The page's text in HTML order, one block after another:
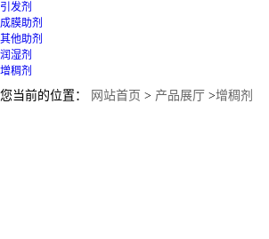
引发剂
成膜助剂
其他助剂
润湿剂
增稠剂
您当前的位置： 网站首页 > 产品展厅 >增稠剂